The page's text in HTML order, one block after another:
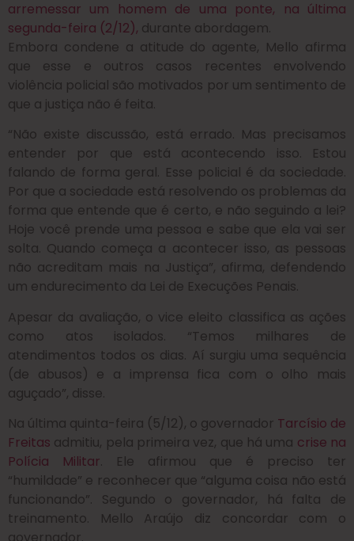
arremessar um homem de uma ponte, na última
segunda-feira (2/12), durante abordagem.
Embora condene a atitude do agente, Mello afirma
que esse e outros casos recentes envolvendo
violência policial são motivados por um sentimento de
que a justiça não é feita.
“Não existe discussão, está errado. Mas precisamos
entender por que está acontecendo isso. Estou
falando de forma geral. Esse policial é da sociedade.
Por que a sociedade está resolvendo os problemas da
forma que entende que é certo, e não seguindo a lei?
Hoje você prende uma pessoa e sabe que ela vai ser
solta. Quando começa a acontecer isso, as pessoas
não acreditam mais na Justiça”, afirma, defendendo
um endurecimento da Lei de Execuções Penais.
Apesar da avaliação, o vice eleito classifica as ações
como atos isolados. “Temos milhares de
atendimentos todos os dias. Aí surgiu uma sequência
(de abusos) e a imprensa fica com o olho mais
aguçado”, disse.
Na última quinta-feira (5/12), o governador Tarcísio de
Freitas admitiu, pela primeira vez, que há uma crise na
Polícia Militar. Ele afirmou que é preciso ter
“humildade” e reconhecer que “alguma coisa não está
funcionando”. Segundo o governador, há falta de
treinamento. Mello Araújo diz concordar com o
governador.